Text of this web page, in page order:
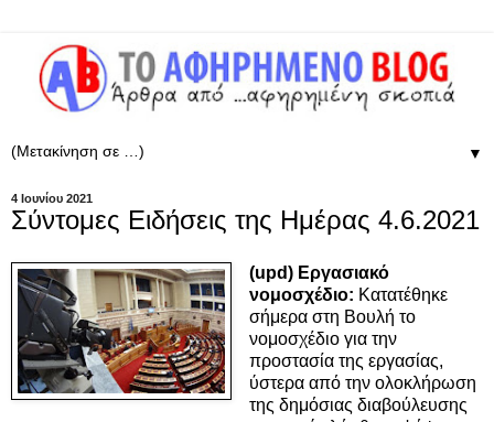
▼
4 Ιουνίου 2021
Σύντομες Ειδήσεις της Ημέρας 4.6.2021
(upd) Εργασιακό
νομοσχέδιο: Κατατέθηκε
σήμερα στη Βουλή το
νομοσχέδιο για την
προστασία της εργασίας,
ύστερα από την ολοκλήρωση
της δημόσιας διαβούλευσης